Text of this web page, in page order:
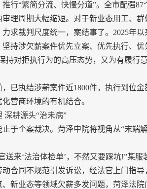
“繁简分流、快慢分道”。全市配强87
审理周期大幅缩短。对于新业态用工、
求裁判尺度统一，案结事了。2025年以
涉欠薪案件优先立案、优先执行、优
持对拒执行为的高压态势，又为有履行
执结涉薪案件近1800件，执行到位金
营商环境的有机结合。
耕源头“治未病”
个案裁决。菏泽中院将视角从“末端解
来‘法治体检单’，不然又要踩坑!”某服
动合同不规范引发诉讼，经法官上门指导
业态等领域欠薪多发问题，菏泽法院